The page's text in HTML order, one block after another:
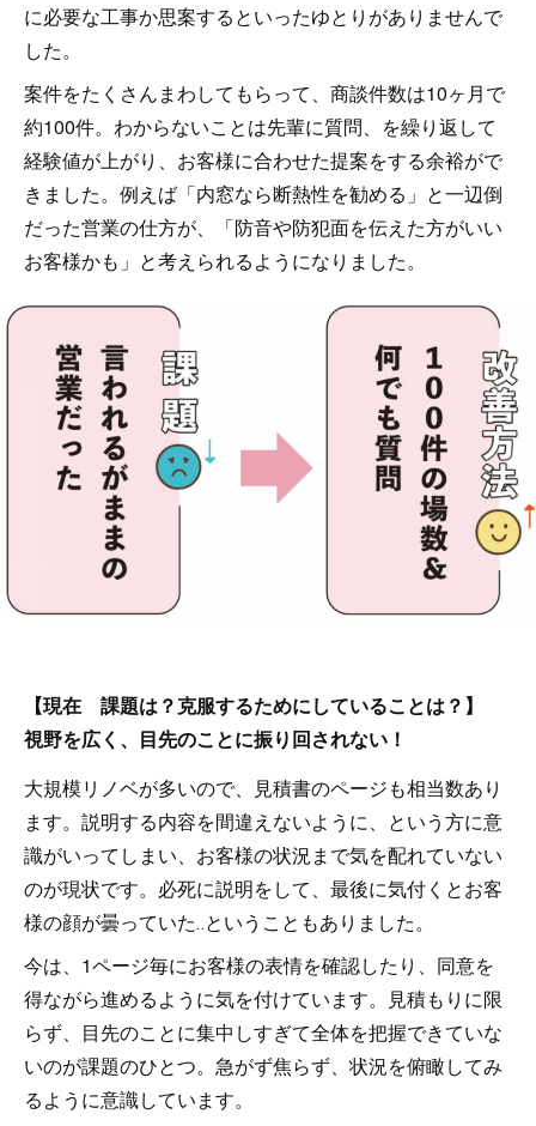
に必要な工事か思案するといったゆとりがありませんで
した。
案件をたくさんまわしてもらって、商談件数は10ヶ月で
約100件。わからないことは先輩に質問、を繰り返して
経験値が上がり、お客様に合わせた提案をする余裕がで
きました。例えば「内窓なら断熱性を勧める」と一辺倒
だった営業の仕方が、「防音や防犯面を伝えた方がいい
お客様かも」と考えられるようになりました。
【現在 課題は？克服するためにしていることは？】
視野を広く、目先のことに振り回されない！
大規模リノベが多いので、見積書のページも相当数あり
ます。説明する内容を間違えないように、という方に意
識がいってしまい、お客様の状況まで気を配れていない
のが現状です。必死に説明をして、最後に気付くとお客
様の顔が曇っていた‥ということもありました。
今は、1ページ毎にお客様の表情を確認したり、同意を
得ながら進めるように気を付けています。見積もりに限
らず、目先のことに集中しすぎて全体を把握できていな
いのが課題のひとつ。急がず焦らず、状況を俯瞰してみ
るように意識しています。